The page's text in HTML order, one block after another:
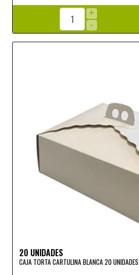
+
-
20 UNIDADES
CAJA TORTA CARTULINA BLANCA 20 UNIDADES